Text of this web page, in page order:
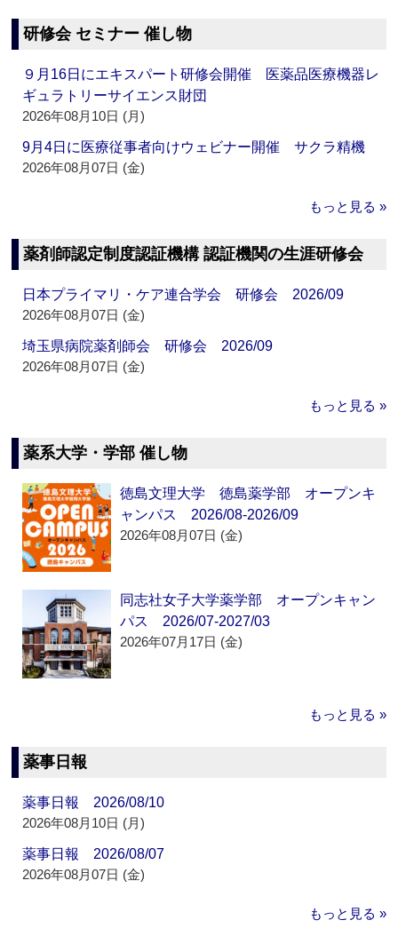
研修会 セミナー 催し物
９月16日にエキスパート研修会開催 医薬品医療機器レ
ギュラトリーサイエンス財団
2026年08月10日 (月)
9月4日に医療従事者向けウェビナー開催 サクラ精機
2026年08月07日 (金)
もっと見る »
薬剤師認定制度認証機構 認証機関の生涯研修会
日本プライマリ・ケア連合学会 研修会 2026/09
2026年08月07日 (金)
埼玉県病院薬剤師会 研修会 2026/09
2026年08月07日 (金)
もっと見る »
薬系大学・学部 催し物
徳島文理大学 徳島薬学部 オープンキ
ャンパス 2026/08-2026/09
2026年08月07日 (金)
同志社女子大学薬学部 オープンキャン
パス 2026/07-2027/03
2026年07月17日 (金)
もっと見る »
薬事日報
薬事日報 2026/08/10
2026年08月10日 (月)
薬事日報 2026/08/07
2026年08月07日 (金)
もっと見る »